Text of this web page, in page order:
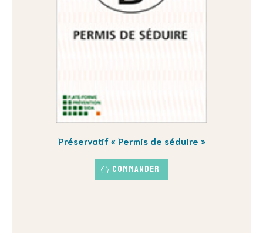
Préservatif « Permis de séduire »
Commander